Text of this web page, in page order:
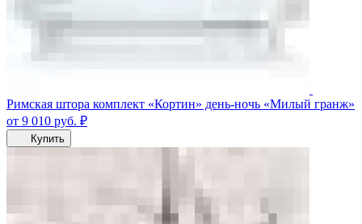
Римская штора комплект «Кортин» день-ночь «Милый гранж»
от 9 010 руб. ₽
Купить